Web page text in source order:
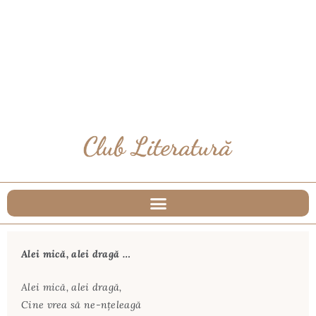
Alei mică, alei dragă …
Alei mică, alei dragă,
Cine vrea să ne-nțeleagă